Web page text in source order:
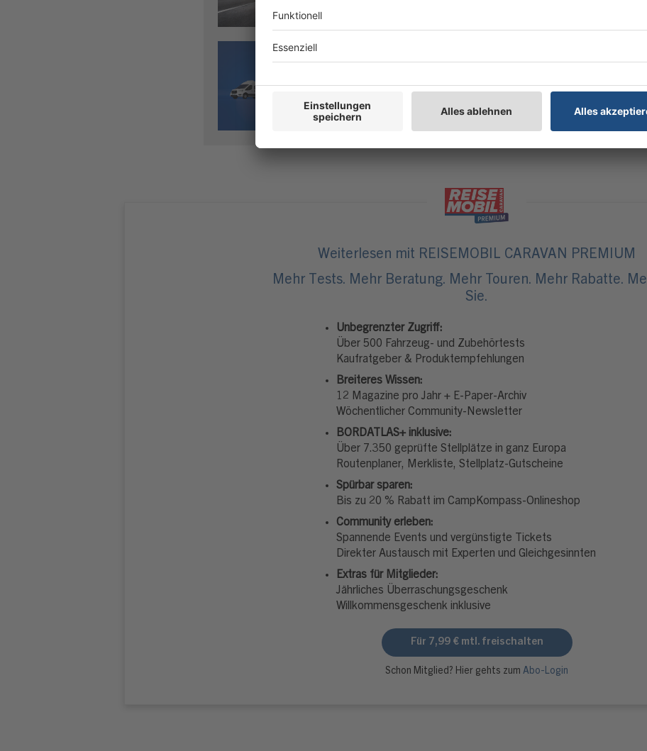
Mit der Saison 2026–2027 entwickelt Rimor seine
konsequent weiter – orientiert an den
Camperinnen und Camper. Im Mittelpunkt
Vans für alle, die unterwegs nicht auf das Gefühl
Weiterlesen mit REISEMOBIL CARAVAN PREMIUM
Mehr Tests. Mehr Beratung. Mehr Touren. Mehr Rabatte.
Sie.
Unbegrenzter Zugriff:
Über 500 Fahrzeug- und Zubehörtests
Kaufratgeber & Produktempfehlungen
Breiteres Wissen:
12 Magazine pro Jahr + E-Paper-Archiv
Wöchentlicher Community-Newsletter
BORDATLAS+ inklusive:
Über 7.350 geprüfte Stellplätze in ganz Europa
Routenplaner, Merkliste, Stellplatz-Gutscheine
Spürbar sparen:
Bis zu 20 % Rabatt im CampKompass-Onlineshop
Community erleben:
Spannende Events und vergünstigte Tickets
Direkter Austausch mit Experten und Gleichgesinnten
Extras für Mitglieder:
Jährliches Überraschungsgeschenk
Willkommensgeschenk inklusive
Für 7,99 € mtl. freischalten
Schon Mitglied? Hier gehts zum Abo-Login